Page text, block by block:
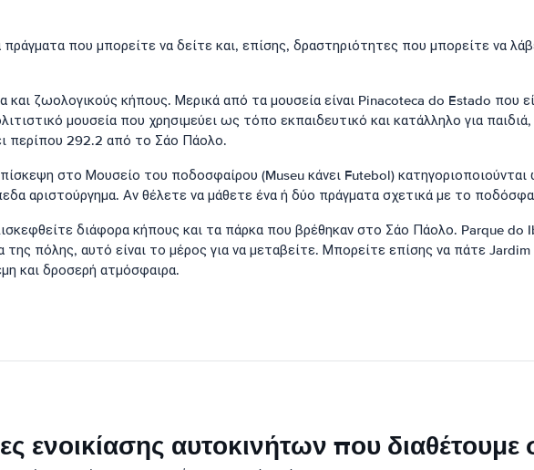
που μπορείτε να δείτε και, επίσης, δραστηριότητες που μπορείτε να
ζωολογικούς κήπους. Μερικά από τα μουσεία είναι Pinacoteca do Estado που
μουσεία που χρησιμεύει ως τόπο εκπαιδευτικό και κατάλληλο για
περίπου 292.2 από το Σάο Πάολο.
στο Μουσείο του ποδοσφαίρου (Museu κάνει Futebol)
αριστούργημα. Αν θέλετε να μάθετε ένα ή δύο πράγματα σχετικά με το
διάφορα κήπους και τα πάρκα που βρέθηκαν στο Σάο Πάολο. Parque
πόλης, αυτό είναι το μέρος για να μεταβείτε. Μπορείτε επίσης να πάτε
και δροσερή ατμόσφαιρα.
ενοικίασης αυτοκινήτων που